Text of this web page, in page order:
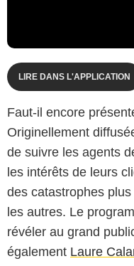
LIRE DANS L'APPLICATION
Faut-il encore
Originellement
de suivre les agents
les intérêts de leurs
des catastrophes
les autres. Le
révéler au grand
également Laure